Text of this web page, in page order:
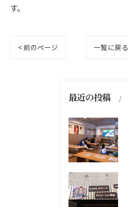
す。
< 前のページ 一覧に戻る
最近の投稿